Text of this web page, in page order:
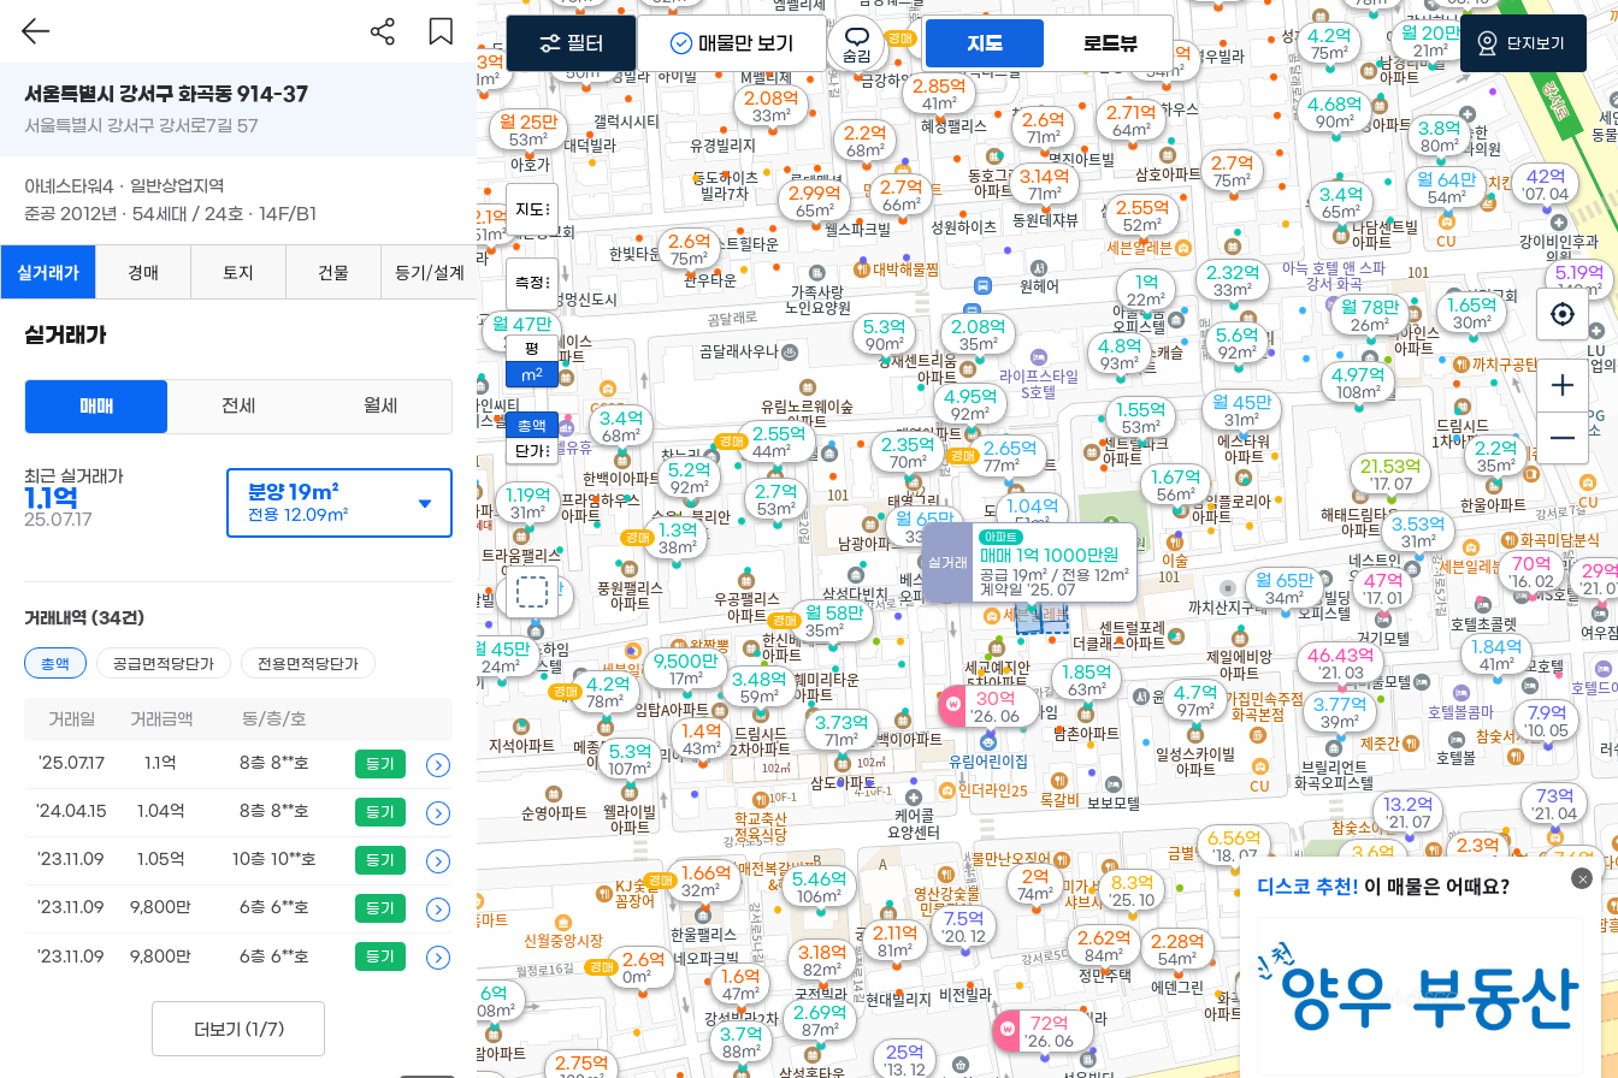
월 58만
35m²
경매
경매
2.6억
0m²
경매
1.66억
32m²
경매
2.55억
44m²
경매
월 64만
54m²
2.65억
77m²
경매
4.2억
78m²
경매
월 47만
20m²
1.3억
38m²
경매
월 20만
21m²
월 45만
24m²
월 65만
34m²
4.8억
93m²
월 78만
26m²
1.19억
31m²
1.67억
56m²
4.68억
90m²
월 45만
31m²
30억
'26. 06
72억
'26. 06
월 65만
33m²
2.2억
35m²
월 65만
36m²
5.3억
90m²
월 25만
53m²
1.6억
47m²
2.4억
67m²
1.04억
51m²
1.65억
30m²
4.97억
108m²
2.6억
75m²
3.48억
59m²
2.85억
41m²
3.4억
68m²
1억
22m²
2.3억
4.7억
97m²
2.99억
65m²
2.32억
33m²
8.3억
'25. 10
1.75억
63m²
3.73억
71m²
3.7억
88m²
6억
108m²
실거래
아파트
매매 1억 1000만원
공급 19m² / 전용 12m²
계약일 '25. 07
4.95억
92m²
3.4억
65m²
2.6억
71m²
2.7억
75m²
5.3억
107m²
5.2억
92m²
4.2억
75m²
2.7억
53m²
2.08억
35m²
2.55억
52m²
2.1억
51m²
2.08억
33m²
5.19억
140m²
9,500만
17m²
2.3억
31m²
1.84억
41m²
2.28억
54m²
3.14억
71m²
2.71억
64m²
2.95억
54m²
3.77억
39m²
3.53억
31m²
5.6억
92m²
2.69억
87m²
2.99억
50m²
2.7억
66m²
2.62억
84m²
7억
5.46억
106m²
13.2억
'21. 07
3.8억
80m²
73억
'21. 04
2.35억
70m²
46.43억
'21. 03
2.75억
29억
'21.
7.5억
'20. 12
3.18억
82m²
1.85억
63m²
6.56억
'18. 07
2.11억
81m²
1.4억
43m²
21.53억
'17. 07
47억
'17. 01
2.2억
68m²
2억
74m²
1.55억
53m²
70억
'16. 02
7.6억
'15. 01
25억
'13. 12
7.9억
'10. 05
3.6억
42억
'07. 04
디스코 추천! 이 매물은 어때요?
지도 로드뷰
지도
측정
평
m2
총액
단가
필터 매물만 보기 단지보기
서울특별시 강서구 화곡동 914-37
서울특별시 강서구 강서로7길 57
아녜스타워4 · 일반상업지역
준공 2012년 · 54세대 / 24호 · 14F/B1
실거래가 경매 토지 건물 등기/설계
실거래가
매매 전세 월세
최근 실거래가
1.1억
25.07.17
분양19m²
전용 12.09m²
거래내역 (34건)
총액 공급면적당단가 전용면적당단가
거래일 거래금액 동/층/호
'25.07.17 1.1억 8층 8**호 등기
'24.04.15 1.04억 8층 8**호 등기
'23.11.09 1.05억 10층 10**호 등기
'23.11.09 9,800만 6층 6**호 등기
'23.11.09 9,800만 6층 6**호 등기
더보기 (1/7)